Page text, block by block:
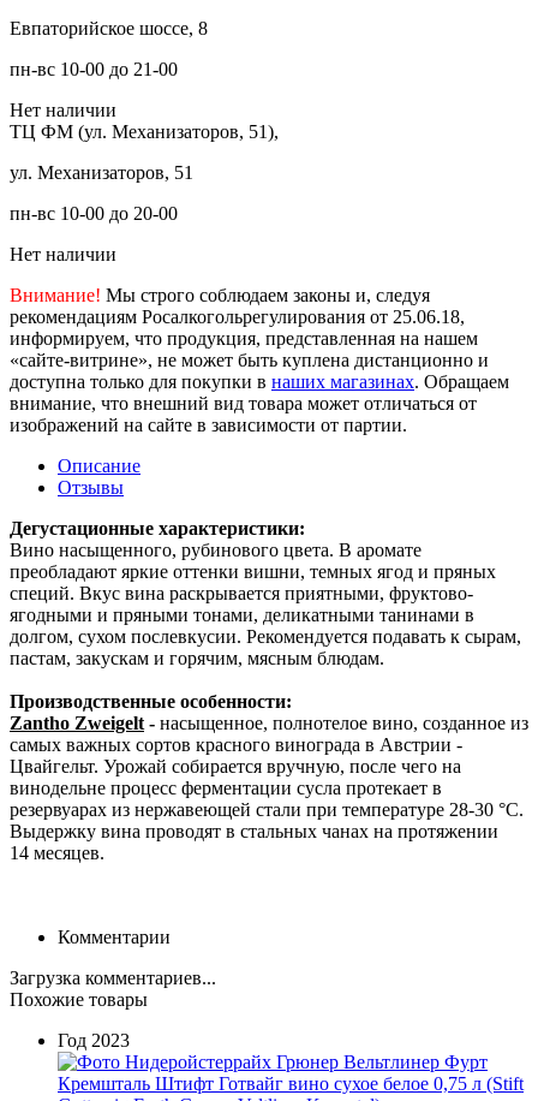
Евпаторийское шоссе, 8
пн-вс 10-00 до 21-00
Нет наличии
ТЦ ФМ (ул. Механизаторов, 51),
ул. Механизаторов, 51
пн-вс 10-00 до 20-00
Нет наличии
Внимание! Мы строго соблюдаем законы и, следуя
рекомендациям Росалкогольрегулирования от 25.06.18,
информируем, что продукция, представленная на нашем
«сайте-витрине», не может быть куплена дистанционно и
доступна только для покупки в наших магазинах. Обращаем
внимание, что внешний вид товара может отличаться от
изображений на сайте в зависимости от партии.
Описание
Отзывы
Дегустационные характеристики:
Вино насыщенного, рубинового цвета. В аромате
преобладают яркие оттенки вишни, темных ягод и пряных
специй. Вкус вина раскрывается приятными, фруктово-
ягодными и пряными тонами, деликатными танинами в
долгом, сухом послевкусии. Рекомендуется подавать к сырам,
пастам, закускам и горячим, мясным блюдам.
Производственные особенности:
Zantho Zweigelt- насыщенное, полнотелое вино, созданное из
самых важных сортов красного винограда в Австрии -
Цвайгельт. Урожай собирается вручную, после чего на
винодельне процесс ферментации сусла протекает в
резервуарах из нержавеющей стали при температуре 28-30 °С.
Выдержку вина проводят в стальных чанах на протяжении
14 месяцев.
Комментарии
Загрузка комментариев...
Похожие товары
Год 2023